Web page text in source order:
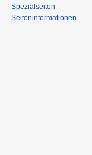
Spezialseiten
Seiten­informationen